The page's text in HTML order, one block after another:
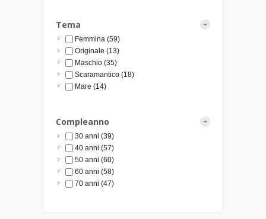
Tema
Femmina (59)
Originale (13)
Maschio (35)
Scaramantico (18)
Mare (14)
Compleanno
30 anni (39)
40 anni (57)
50 anni (60)
60 anni (58)
70 anni (47)